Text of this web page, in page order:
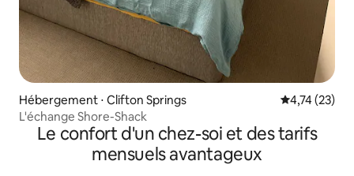
Hébergement ⋅ Clifton Springs Évaluation
4,74 (23)
L'échange Shore-Shack
Le confort d'un chez-soi et des tarifs
mensuels avantageux